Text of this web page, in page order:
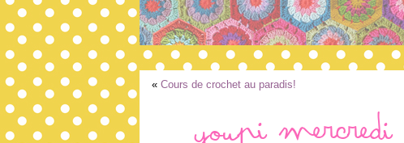
« Cours de crochet au paradis!